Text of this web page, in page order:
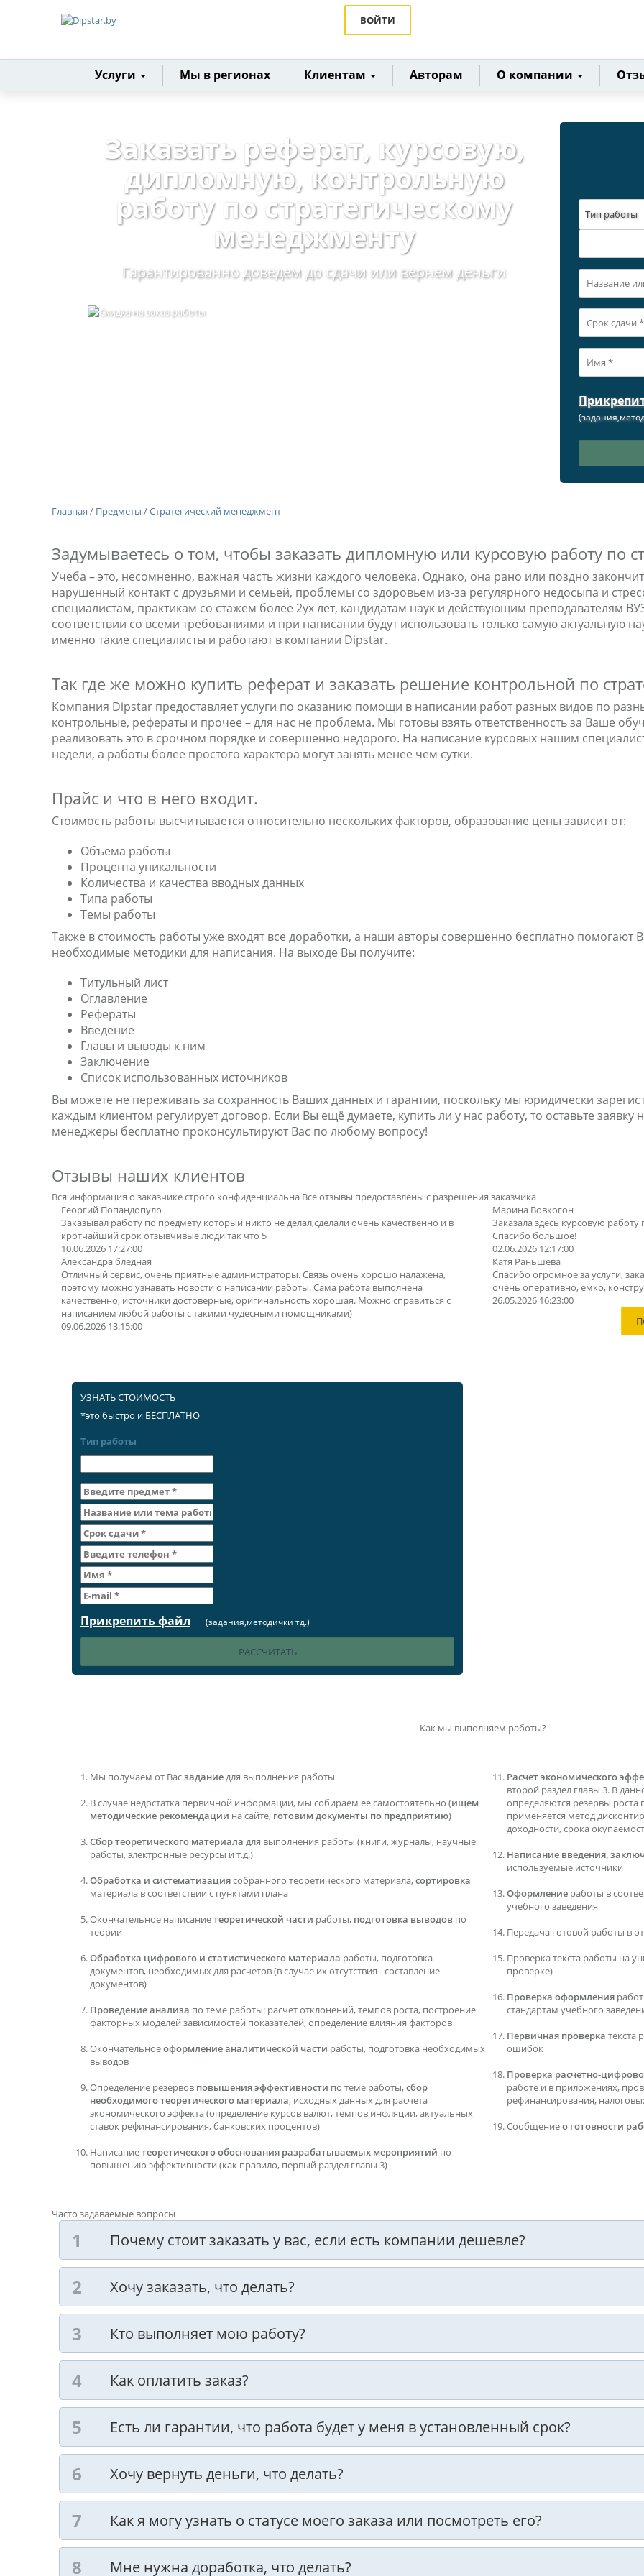
ВОЙТИ
Главная
Услуги Мы в регионах Клиентам Авторам О компании
Заказать реферат, курсовую,
дипломную, контрольную
работу по стратегическому
менеджменту
Гарантированно доведем до сдачи или вернем деньги
Тип работы
Главная / Предметы /Стратегический менеджмент
Задумываетесь о том, чтобы заказать дипломную или курсовую работу по
Учеба – это, несомненно, важная часть жизни каждого человека. Однако, она рано или поздно
нарушенный контакт с друзьями и семьей, проблемы со здоровьем из-за регулярного недосыпа и
специалистам, практикам со стажем более 2ух лет, кандидатам наук и действующим преподавателям
соответствии со всеми требованиями и при написании будут использовать только самую актуальную
именно такие специалисты и работают в компании Dipstar.
Так где же можно купить реферат и заказать решение контрольной по
Компания Dipstar предоставляет услуги по оказанию помощи в написании работ разных видов по
контрольные, рефераты и прочее – для нас не проблема. Мы готовы взять ответственность за Ваше
реализовать это в срочном порядке и совершенно недорого. На написание курсовых нашим
недели, а работы более простого характера могут занять менее чем сутки.
Прайс и что в него входит.
Стоимость работы высчитывается относительно нескольких факторов, образование цены зависит от:
Объема работы
Процента уникальности
Количества и качества вводных данных
Типа работы
Темы работы
Также в стоимость работы уже входят все доработки, а наши авторы совершенно бесплатно помогают
необходимые методики для написания. На выходе Вы получите:
Титульный лист
Оглавление
Рефераты
Введение
Главы и выводы к ним
Заключение
Список использованных источников
Вы можете не переживать за сохранность Ваших данных и гарантии, поскольку мы юридически
каждым клиентом регулирует договор. Если Вы ещё думаете, купить ли у нас работу, то оставьте
менеджеры бесплатно проконсультируют Вас по любому вопросу!
Отзывы наших клиентов
Вся информация о заказчике строго конфиденциальна Все отзывы предоставлены с разрешения заказчика
Георгий Попандопуло
Заказывал работу по предмету который никто не делал,сделали очень качественно и в
кротчайший срок отзывчивые люди так что 5
10.06.2026 17:27:00
Александра бледная
Отличный сервис, очень приятные администраторы. Связь очень хорошо налажена,
поэтому можно узнавать новости о написании работы. Сама работа выполнена
качественно, источники достоверные, оригинальность хорошая. Можно справиться с
написанием любой работы с такими чудесными помощниками)
09.06.2026 13:15:00
Марина Вовкогон
Заказала здесь курсовую
Спасибо большое!
02.06.2026 12:17:00
Катя Раньшева
Спасибо огромное за услуги,
очень оперативно, емко,
26.05.2026 16:23:00
УЗНАТЬ СТОИМОСТЬ
*это быстро и БЕСПЛАТНО
Тип работы
Прикрепить файл (задания,методички тд.)
Как мы выполняем работы?
Мы получаем от Васзаданиедля выполнения работы
В случае недостатка первичной информации, мы собираем ее самостоятельно (ищем
методические рекомендации на сайте, готовим документы по предприятию)
Сбор теоретического материала для выполнения работы (книги, журналы, научные
работы, электронные ресурсы и т.д.)
Обработка и систематизациясобранного теоретического материала,сортировка
материала в соответствии с пунктами плана
Окончательное написаниетеоретической части работы, подготовка выводов по
теории
Обработка цифрового и статистического материала работы, подготовка
документов, необходимых для расчетов (в случае их отсутствия - составление
документов)
Проведение анализа по теме работы: расчет отклонений, темпов роста, построение
факторных моделей зависимостей показателей, определение влияния факторов
Окончательноеоформление аналитической части работы, подготовка необходимых
выводов
Определение резервов повышения эффективности по теме работы,сбор
необходимого теоретического материала, исходных данных для расчета
экономического эффекта (определение курсов валют, темпов инфляции, актуальных
ставок рефинансирования, банковских процентов)
Написаниетеоретического обоснования разрабатываемых мероприятий по
повышению эффективности (как правило, первый раздел главы 3)
Расчет экономического
второй раздел главы 3. В
определяются резервы роста
применяется метод
доходности, срока
Написание введения,
используемые источники
Оформление работы в
учебного заведения
Передача готовой работы в
Проверка текста работы на
проверке)
Проверка оформления
стандартам учебного
Первичная проверка текста
ошибок
Проверка расчетно-
работе и в приложениях,
рефинансирования,
Сообщениео готовности
Часто задаваемые вопросы
Почему стоит заказать у вас, если есть компании дешевле?
Хочу заказать, что делать?
Кто выполняет мою работу?
Как оплатить заказ?
Есть ли гарантии, что работа будет у меня в установленный срок?
Хочу вернуть деньги, что делать?
Как я могу узнать о статусе моего заказа или посмотреть его?
Мне нужна доработка, что делать?